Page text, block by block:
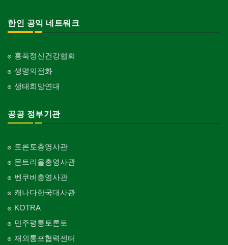
한인 공익 네트워크
홍푹정신건강협회
생명의전화
생태희망연대
공공 정부기관
토론토총영사관
몬트리올총영사관
벤쿠버총영사관
캐나다한국대사관
KOTRA
민주평통토론토
재외통포협력센터